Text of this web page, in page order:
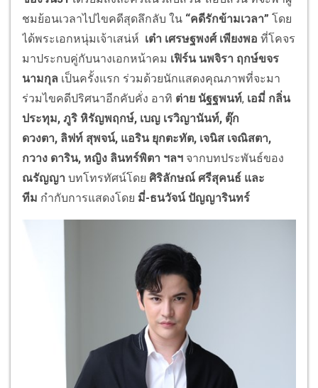
ชมย้อนเวลาไปไขคดีสุดลึกลับ ใน “คดีรักข้ามเวลา” โดย
ได้พระเอกหนุ่มเจ้าเสน่ห์ เต๋า เศรษฐพงศ์ เพียงพอ ที่โคจร
มาประกบคู่กับนางเอกหน้าคม เฟิร์น นพจิรา ฤกษ์ขจร
นามกุล เป็นครั้งแรก ร่วมด้วยนักแสดงคุณภาพที่จะมา
ร่วมไขคดีปริศนาอีกคับคั่ง อาทิ ต่าย นัฐฐพนท์, เอมี่ กลิ่น
ประทุม, ภูริ หิรัญพฤกษ์, เบญ เรวิญานันท์, ตุ๊ก
ดวงตา, ลิฟท์ สุพจน์, แอริน ยุกตะทัต, เจนิส เจณิสตา,
กวาง ดาริน, หญิง ลินทร์พิตา ฯลฯ จากบทประพันธ์ของ
ณรัญญา บทโทรทัศน์โดย ศิริลักษณ์ ศรีสุคนธ์ และ
ทีม กำกับการแสดงโดย มี่-ธนวัจน์ปัญญารินทร์